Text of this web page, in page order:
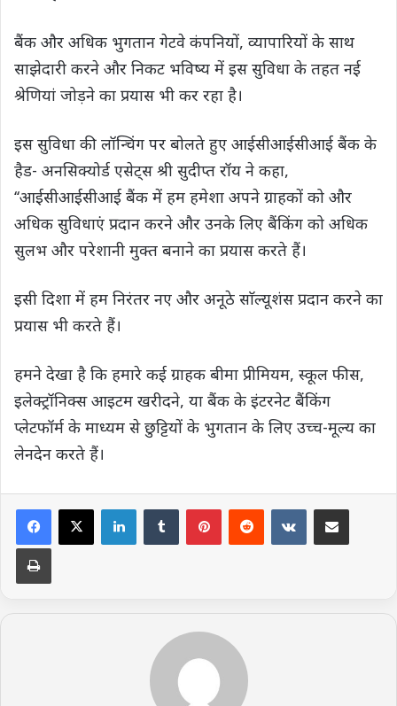
बैंक और अधिक भुगतान गेटवे कंपनियों, व्यापारियों के साथ
साझेदारी करने और निकट भविष्य में इस सुविधा के तहत नई
श्रेणियां जोड़ने का प्रयास भी कर रहा है।
इस सुविधा की लॉन्चिंग पर बोलते हुए आईसीआईसीआई बैंक के
हैड- अनसिक्योर्ड एसेट्स श्री सुदीप्त रॉय ने कहा,
‘‘आईसीआईसीआई बैंक में हम हमेशा अपने ग्राहकों को और
अधिक सुविधाएं प्रदान करने और उनके लिए बैंकिंग को अधिक
सुलभ और परेशानी मुक्त बनाने का प्रयास करते हैं।
इसी दिशा में हम निरंतर नए और अनूठे साॅल्यूशंस प्रदान करने का
प्रयास भी करते हैं।
हमने देखा है कि हमारे कई ग्राहक बीमा प्रीमियम, स्कूल फीस,
इलेक्ट्रॉनिक्स आइटम खरीदने, या बैंक के इंटरनेट बैंकिंग
प्लेटफॉर्म के माध्यम से छुट्टियों के भुगतान के लिए उच्च-मूल्य का
लेनदेन करते हैं।
LinkedIn VKontakte